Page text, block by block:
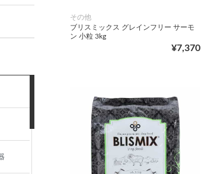
その他
ブリスミックス グレインフリー サーモ
ン 小粒 3kg
¥7,370